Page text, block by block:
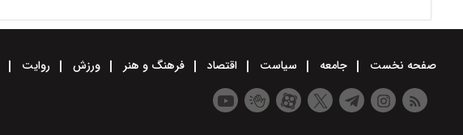
صفحه نخست جامعه سیاست اقتصاد فرهنگ و هنر ورزش روایت